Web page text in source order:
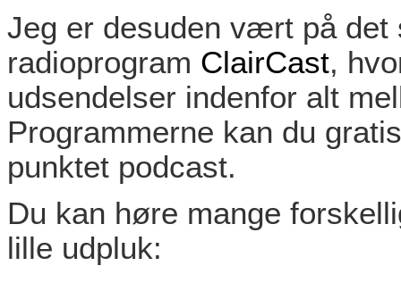
Jeg er desuden vært på det
radioprogram ClairCast,
udsendelser indenfor alt
Programmerne kan du
punktet podcast.
Du kan høre mange
lille udpluk: